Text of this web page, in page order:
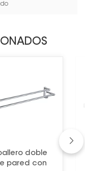
doble
pared con